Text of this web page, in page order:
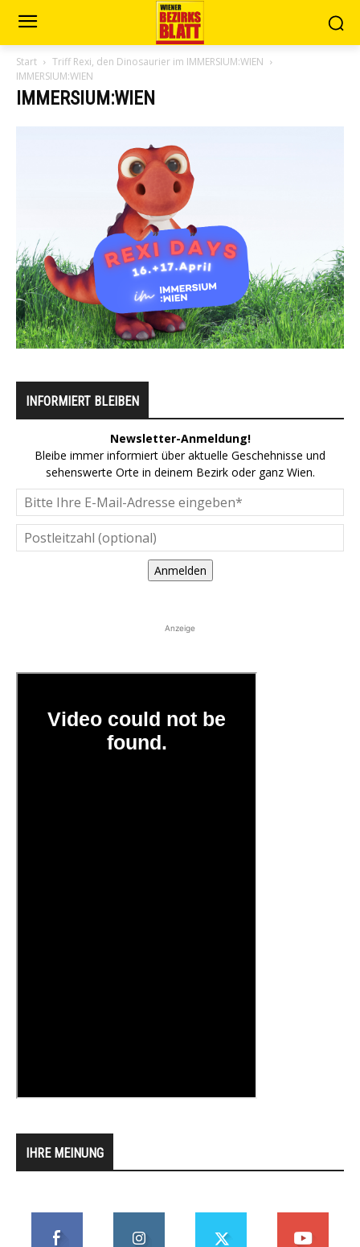
Start
Triff Rexi, den Dinosaurier im IMMERSIUM:WIEN
IMMERSIUM:WIEN
IMMERSIUM:WIEN
INFORMIERT BLEIBEN
Newsletter-Anmeldung!
Bleibe immer informiert über aktuelle Geschehnisse und
sehenswerte Orte in deinem Bezirk oder ganz Wien.
Anmelden
Anzeige
IHRE MEINUNG